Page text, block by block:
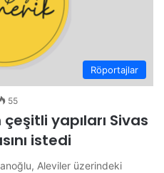
Röportajlar
55
yapıları Sivas
istedi
Aleviler üzerindeki